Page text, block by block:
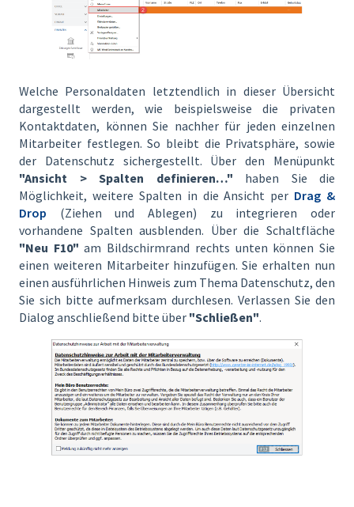
Welche Personaldaten letztendlich in dieser Übersicht
dargestellt werden, wie beispielsweise die privaten
Kontaktdaten, können Sie nachher für jeden einzelnen
Mitarbeiter festlegen. So bleibt die Privatsphäre, sowie
der Datenschutz sichergestellt. Über den Menüpunkt
"Ansicht > Spalten definieren…" haben Sie die
Möglichkeit, weitere Spalten in die Ansicht per Drag &
Drop (Ziehen und Ablegen) zu integrieren oder
vorhandene Spalten ausblenden. Über die Schaltfläche
"Neu F10" am Bildschirmrand rechts unten können Sie
einen weiteren Mitarbeiter hinzufügen. Sie erhalten nun
einen ausführlichen Hinweis zum Thema Datenschutz, den
Sie sich bitte aufmerksam durchlesen. Verlassen Sie den
Dialog anschließend bitte über "Schließen".